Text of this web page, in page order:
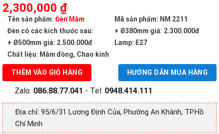
Giá
gốc
là:
4,320,000 ₫.
2,300,000 ₫Giá
hiện
tại
là:
2,300,000 ₫.
Tên sản phẩm: Đèn Mâm
Mã sản phẩm: NM 2211
Đèn có các kích thước sau:
+ Ø380mm giá: 2.300.000đ
+ Ø500mm giá: 2.500.000đ
Lamp: E27
Chất liệu: Mâm đồng, Chao kính
HƯỚNG DẪN MUA HÀNG
THÊM VÀO GIỎ HÀNG
Zalo: 086.88.77.041 - Tel: 0948.414.111
Địa chỉ: 95/6/31 Lương Định Của, Phường An Khánh, TP.Hồ
Chí Minh